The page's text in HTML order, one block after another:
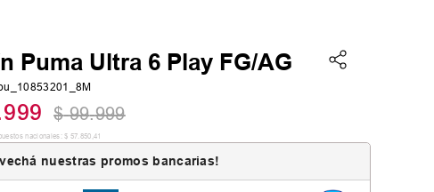
Puma Ultra 6 Play FG/AG
999 $ 99.999
nacionales: $ 57.850 ,41
nuestras promos bancarias!